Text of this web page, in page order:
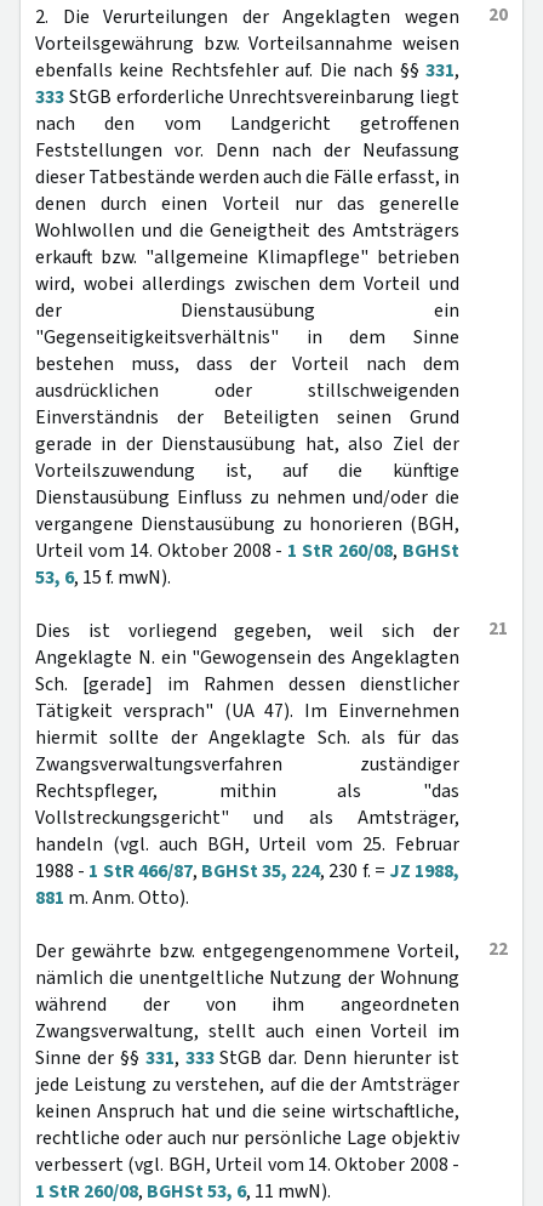
20
2. Die Verurteilungen der Angeklagten wegen
Vorteilsgewährung bzw. Vorteilsannahme weisen
ebenfalls keine Rechtsfehler auf. Die nach §§ 331,
333StGB erforderliche Unrechtsvereinbarung liegt
nach den vom Landgericht getroffenen
Feststellungen vor. Denn nach der Neufassung
dieser Tatbestände werden auch die Fälle erfasst, in
denen durch einen Vorteil nur das generelle
Wohlwollen und die Geneigtheit des Amtsträgers
erkauft bzw. "allgemeine Klimapflege" betrieben
wird, wobei allerdings zwischen dem Vorteil und
der Dienstausübung ein
"Gegenseitigkeitsverhältnis" in dem Sinne
bestehen muss, dass der Vorteil nach dem
ausdrücklichen oder stillschweigenden
Einverständnis der Beteiligten seinen Grund
gerade in der Dienstausübung hat, also Ziel der
Vorteilszuwendung ist, auf die künftige
Dienstausübung Einfluss zu nehmen und/oder die
vergangene Dienstausübung zu honorieren (BGH,
Urteil vom 14. Oktober 2008 - 1 StR 260/08, BGHSt
53, 6, 15 f. mwN).
21
Dies ist vorliegend gegeben, weil sich der
Angeklagte N. ein "Gewogensein des Angeklagten
Sch. [gerade] im Rahmen dessen dienstlicher
Tätigkeit versprach" (UA 47). Im Einvernehmen
hiermit sollte der Angeklagte Sch. als für das
Zwangsverwaltungsverfahren zuständiger
Rechtspfleger, mithin als "das
Vollstreckungsgericht" und als Amtsträger,
handeln (vgl. auch BGH, Urteil vom 25. Februar
1988 - 1 StR 466/87, BGHSt 35, 224, 230 f. = JZ 1988,
881 m. Anm. Otto).
22
Der gewährte bzw. entgegengenommene Vorteil,
nämlich die unentgeltliche Nutzung der Wohnung
während der von ihm angeordneten
Zwangsverwaltung, stellt auch einen Vorteil im
Sinne der §§ 331, 333StGB dar. Denn hierunter ist
jede Leistung zu verstehen, auf die der Amtsträger
keinen Anspruch hat und die seine wirtschaftliche,
rechtliche oder auch nur persönliche Lage objektiv
verbessert (vgl. BGH, Urteil vom 14. Oktober 2008 -
1 StR 260/08, BGHSt 53, 6, 11 mwN).